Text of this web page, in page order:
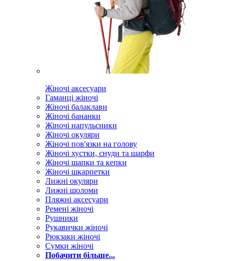
Жіночі аксесуари
Гаманці жіночі
Жіночі балаклави
Жіночі бананки
Жіночі напульсники
Жіночі окуляри
Жіночі пов'язки на голову
Жіночі хустки, снуди та шарфи
Жіночі шапки та кепки
Жіночі шкарпетки
Лижні окуляри
Лижні шоломи
Пляжні аксесуари
Ремені жіночі
Рушники
Рукавички жіночі
Рюкзаки жіночі
Сумки жіночі
Побачити більше...